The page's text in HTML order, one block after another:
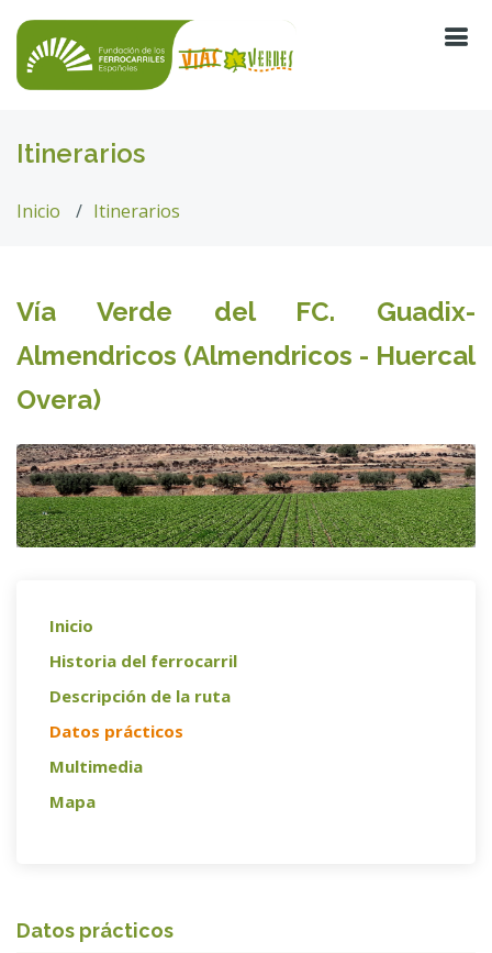
Itinerarios
Inicio Itinerarios
Vía Verde del FC. Guadix-
Almendricos (Almendricos - Huercal
Overa)
Inicio
Historia del ferrocarril
Descripción de la ruta
Datos prácticos
Multimedia
Mapa
Datos prácticos